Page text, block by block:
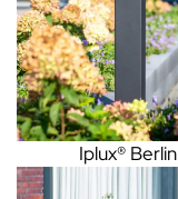
Iplux® Berlin